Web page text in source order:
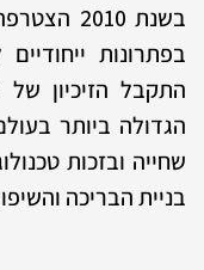
בשנת
התקבל הזיכיון
הגדולה ביותר
שחייה ובזכות
בניית הבריכה